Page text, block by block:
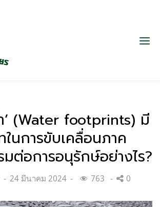
’ (Water footprints) มี
นการขับเคลื่อนภาค
ต่อการอนุรักษ์อย่างไร?
Posted
24 มีนาคม 2024 763 0